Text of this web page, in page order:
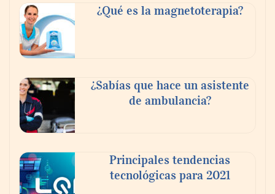
buscan proyectar talento mexicano y
fortalecer el turismo médico
¿Qué es la magnetoterapia?
¿Sabías que hace un asistente
de ambulancia?
Principales tendencias
tecnológicas para 2021